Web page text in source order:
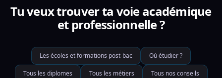
Tu veux trouver ta voie académique
et professionnelle ?
Les écoles et formations post-bac Où étudier ?
Tous les diplomes Tous les métiers Tous nos conseils